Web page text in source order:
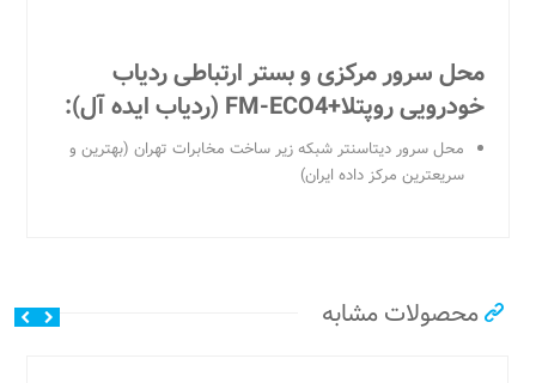
محل سرور مرکزی و بستر ارتباطیردیاب
خودرویی روپتلا+FM-ECO4 (ردیاب ایده آل):
محل سرور دیتاسنتر شبکه زیر ساخت مخابرات تهران (بهترین و
سریعترین مرکز داده ایران)
محصولات مشابه